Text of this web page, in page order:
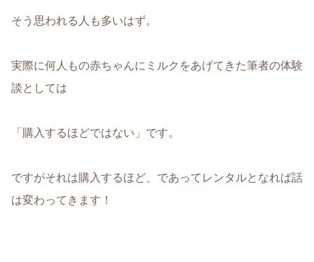
そう思われる人も多いはず。
実際に何人もの赤ちゃんにミルクをあげてきた筆者の体験
談としては
「購入するほどではない」 です。
ですがそれは購入するほど、であってレンタルとなれば話
は変わってきます ！